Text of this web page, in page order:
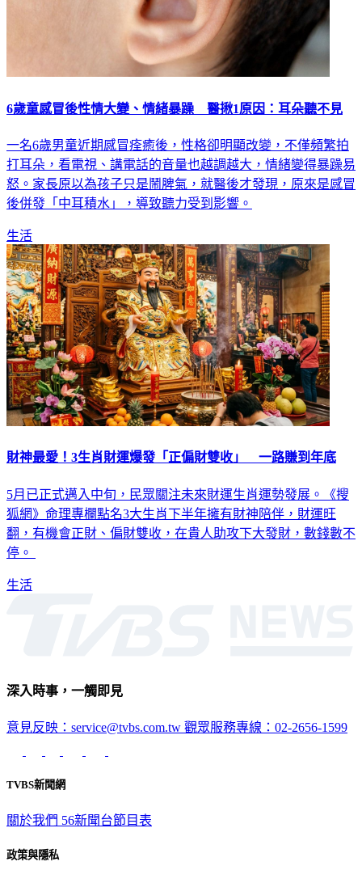
6歲童感冒後性情大變、情緒暴躁 醫揪1原因：耳朵聽不見
一名6歲男童近期感冒痊癒後，性格卻明顯改變，不僅頻繁拍
打耳朵，看電視、講電話的音量也越調越大，情緒變得暴躁易
怒。家長原以為孩子只是鬧脾氣，就醫後才發現，原來是感冒
後併發「中耳積水」，導致聽力受到影響。
生活
財神最愛！3生肖財運爆發「正偏財雙收」 一路賺到年底
5月已正式邁入中旬，民眾關注未來財運生肖運勢發展。《搜
狐網》命理專欄點名3大生肖下半年擁有財神陪伴，財運旺
翻，有機會正財、偏財雙收，在貴人助攻下大發財，數錢數不
停。
生活
深入時事，一觸即見
意見反映：service@tvbs.com.tw 觀眾服務專線：02-2656-1599
TVBS新聞網
關於我們 56新聞台節目表
政策與隱私